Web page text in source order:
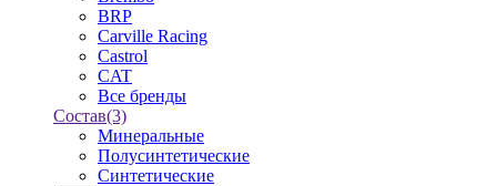
BRP
Carville Racing
Castrol
CAT
Все бренды
Состав(3)
Минеральные
Полусинтетические
Синтетические